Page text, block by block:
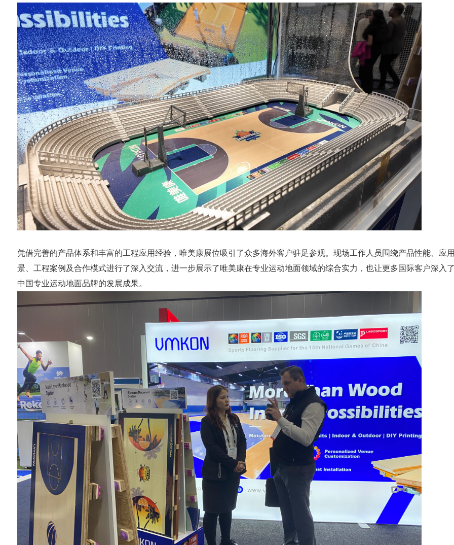
凭借完善的产品体系和丰富的工程应用经验，唯美康展位吸引了众多海外客户驻足参观。现场工作人员围绕产品性能、应
景、工程案例及合作模式进行了深入交流，进一步展示了唯美康在专业运动地面领域的综合实力，也让更多国际客户深入
中国专业运动地面品牌的发展成果。